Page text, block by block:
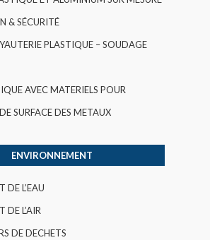
& SÉCURITÉ
PLASTIQUE – SOUDAGE
AVEC MATERIELS POUR
SURFACE DES METAUX
ENVIRONNEMENT
DE L’EAU
DE L’AIR
DE DECHETS